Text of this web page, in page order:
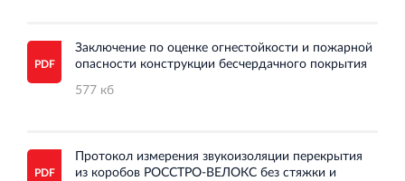
Кингисеппе
Заключение по оценке огнестойкости и пожарной
опасности конструкции бесчердачного покрытия
577 кб
Протокол измерения звукоизоляции перекрытия
из коробов РОССТРО-ВЕЛОКС без стяжки и